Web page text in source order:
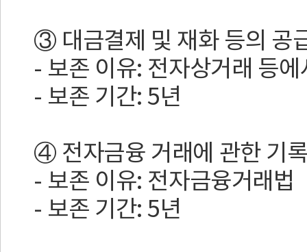
③ 대금결제 및 재화 등의 공
- 보존 이유: 전자상거래 등
- 보존 기간: 5년
④ 전자금융 거래에 관한 기
- 보존 이유: 전자금융거래법
- 보존 기간: 5년